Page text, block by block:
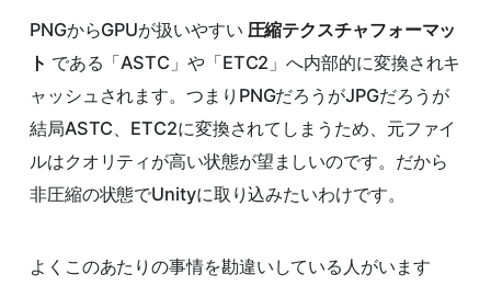
PNGからGPUが扱いやすい 圧縮テクスチャフォーマッ
ト である「ASTC」や「ETC2」へ内部的に変換されキ
ャッシュされます。つまりPNGだろうがJPGだろうが
結局ASTC、ETC2に変換されてしまうため、元ファイ
ルはクオリティが高い状態が望ましいのです。だから
非圧縮の状態でUnityに取り込みたいわけです。
よくこのあたりの事情を勘違いしている人がいます